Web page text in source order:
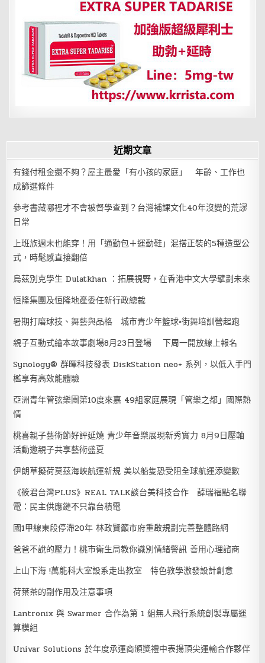
七
大
性
愛
絕
技
近期文章
有錢付租金還不夠？屋主最愛「有小孩的家庭」 年齡、工作也
成篩選條件
參考書藏哪裡才不會被督學查到？台灣補課文化40年沒變的荒謬
日常
上班族週末也能穿！用「通勤包＋運動鞋」混搭正裝的5種造型公
式，時髦感直接翻倍
烏茲別克學生 Dulatkhan ：拓展視野，在香港中文大學擘劃未來
恒隆集團及恒隆地產委任新行政總裁
暑期打磨球技、舞藝與品格 城市青少年籃球×街舞培訓營起跑
親子互動式繪本故事劇場8月23日登場 下周一開放線上報名
Synology® 群暉科技發表 DiskStation neo+ 系列，以低入手門
檻享有高效能體驗
亞洲青年管弦樂團第10度來嘉 49組家庭展現「管樂之都」國際熱
情
桃喜親子藝術節好評延燒 青少年音樂展現新秀實力 8月9日壓軸
活動邀親子共享藝術盛夏
伊朗草擬荷莫茲海峽航運新規 美以船隻恐受阻全球航運添變數
《筱君台灣PLUS》REAL TALK談台美科技合作 薛瑞福點名聯
電：民主供應鏈不只靠台積電
國1甲線東段停滯20年 林政賢籲市府重啟規劃完善整體路網
爸爸不說的壓力！桃市衛生局教你識別情緒警訊 善用心理諮商
上山下海 !萬能科大室設系走出教室 特色教學激發設計創意
荷葉茶的副作用及注意事項
Lantronix 與 Swarmer 合作為第 1 組無人飛行系統創製專屬運
算模組
Univar Solutions 於年度承運商頒獎禮中表揚頂尖運輸合作夥伴